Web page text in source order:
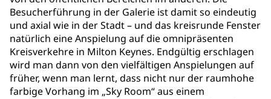
Besucherführung in der Galerie ist damit so eindeutig
und axial wie in der Stadt – und das kreisrunde Fenster
natürlich eine Anspielung auf die omnipräsenten
Kreisverkehre in Milton Keynes. Endgültig erschlagen
wird man dann von den vielfältigen Anspielungen auf
früher, wenn man lernt, dass nicht nur der raumhohe
farbige Vorhang im „Sky Room“ aus einem